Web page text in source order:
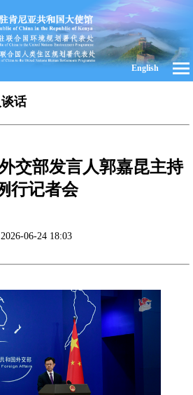
English
话
交部发言人郭嘉昆主持
行记者会
2026-06-24 18:03